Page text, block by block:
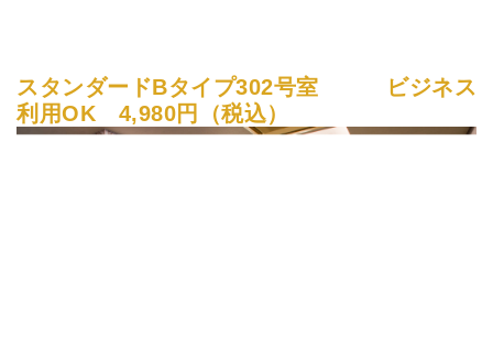
スタンダードBタイプ302号室 ビジネス
利用OK 4,980円（税込）